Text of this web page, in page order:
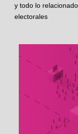
y todo lo
electorales